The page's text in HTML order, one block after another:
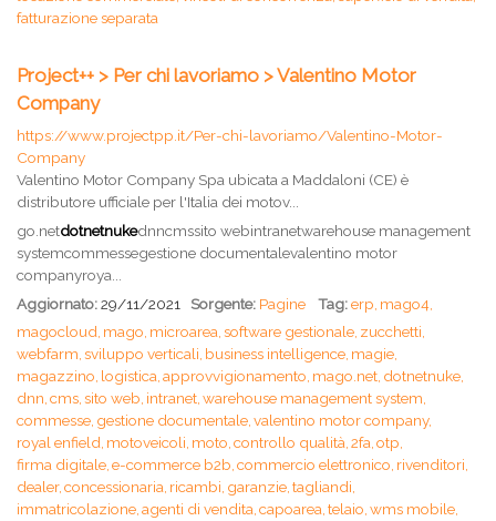
fatturazione separata
Project++ > Per chi lavoriamo > Valentino Motor
Company
https://www.projectpp.it/Per-chi-lavoriamo/Valentino-Motor-
Company
Valentino Motor Company Spa ubicata a Maddaloni (CE) è
distributore ufficiale per l'Italia dei motov...
go.netdotnetnukednncmssito webintranetwarehouse management
systemcommessegestione documentalevalentino motor
companyroya...
Aggiornato:29/11/2021 Sorgente: Pagine Tag:erp, mago4,
magocloud, mago, microarea, software gestionale, zucchetti,
webfarm, sviluppo verticali, business intelligence, magie,
magazzino, logistica, approvvigionamento, mago.net, dotnetnuke,
dnn, cms, sito web, intranet, warehouse management system,
commesse, gestione documentale, valentino motor company,
royal enfield, motoveicoli, moto, controllo qualità, 2fa, otp,
firma digitale, e-commerce b2b, commercio elettronico, rivenditori,
dealer, concessionaria, ricambi, garanzie, tagliandi,
immatricolazione, agenti di vendita, capoarea, telaio, wms mobile,